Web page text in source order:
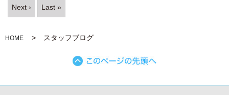
Next › Last »
HOME スタッフブログ